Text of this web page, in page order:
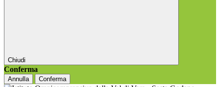
Chiudi
Conferma
Annulla Conferma